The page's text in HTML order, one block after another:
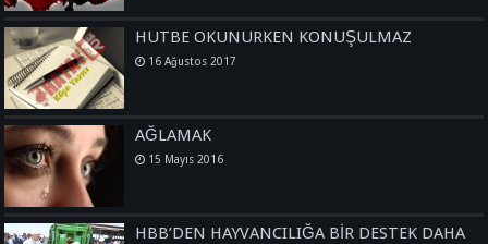
HUTBE OKUNURKEN KONUŞULMAZ
16 Ağustos 2017
AĞLAMAK
15 Mayıs 2016
HBB’DEN HAYVANCILIĞA BİR DESTEK DAHA